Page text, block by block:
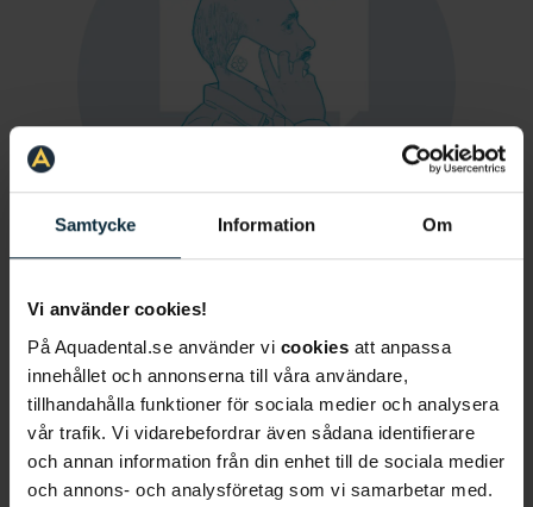
Samtycke Information Om
Vi använder cookies!
På Aquadental.se använder vi cookies att anpassa
innehållet och annonserna till våra användare,
tillhandahålla funktioner för sociala medier och analysera
vår trafik. Vi vidarebefordrar även sådana identifierare
och annan information från din enhet till de sociala medier
och annons- och analysföretag som vi samarbetar med.
Boka din plats
Gör en intresseanmälan till kommande öppet hus
eller konsultation genom att fylla i formuläret. Vi
kommer då att ringa upp dig för att boka en plats.